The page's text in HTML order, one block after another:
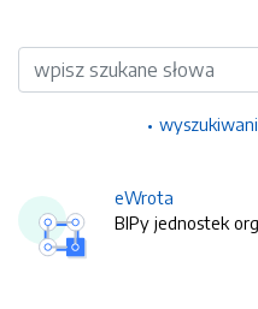
Wyszukiwarka
eWrota
BIPy jednostek